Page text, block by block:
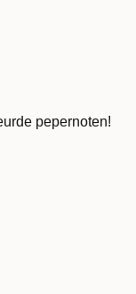
pepernoten!